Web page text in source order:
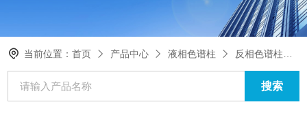
当前位置：首页 产品中心 液相色谱柱 反相色谱柱